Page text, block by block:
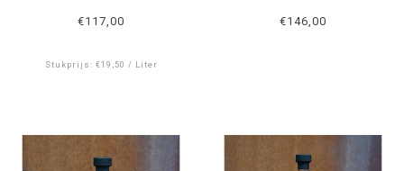
€117,00
Stukprijs: €19,50 / Liter
€146,00